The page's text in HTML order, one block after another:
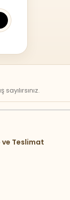
ve Teslimat